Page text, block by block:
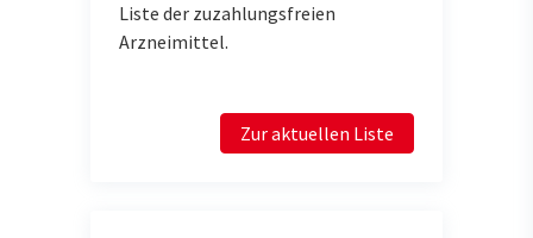
Liste der zuzahlungsfreien
Arzneimittel.
Zur aktuellen Liste